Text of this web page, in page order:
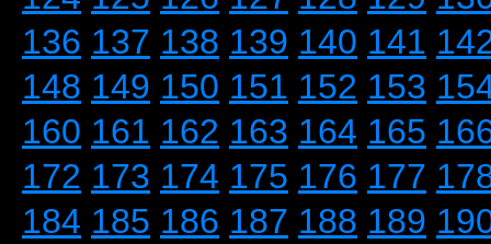
136 137 138 139 140 141
148 149 150 151 152 153
160 161 162 163 164 165
172 173 174 175 176 177
184 185 186 187 188 189